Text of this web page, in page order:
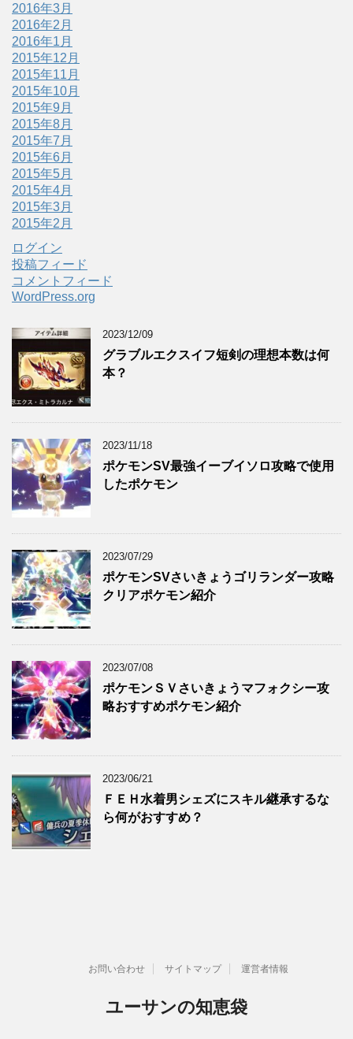
2016年3月
2016年2月
2016年1月
2015年12月
2015年11月
2015年10月
2015年9月
2015年8月
2015年7月
2015年6月
2015年5月
2015年4月
2015年3月
2015年2月
ログイン
投稿フィード
コメントフィード
WordPress.org
2023/12/09
グラブルエクスイフ短剣の理想本数は何
本？
2023/11/18
ポケモンSV最強イーブイソロ攻略で使用
したポケモン
2023/07/29
ポケモンSVさいきょうゴリランダー攻略
クリアポケモン紹介
2023/07/08
ポケモンＳＶさいきょうマフォクシー攻
略おすすめポケモン紹介
2023/06/21
ＦＥＨ水着男シェズにスキル継承するな
ら何がおすすめ？
お問い合わせ サイトマップ 運営者情報
ユーサンの知恵袋